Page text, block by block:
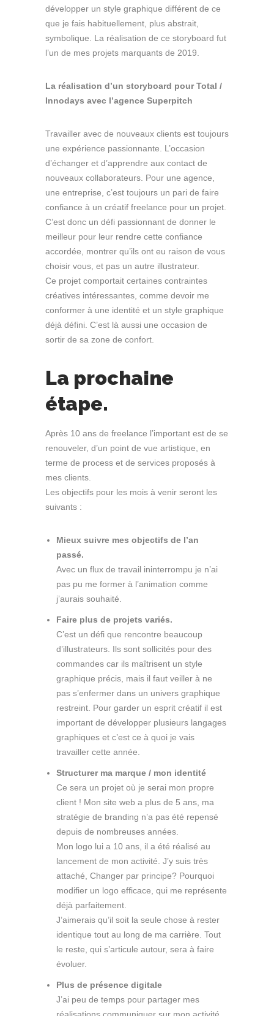
développer un style graphique différent de ce
que je fais habituellement, plus abstrait,
symbolique. La réalisation de ce storyboard fut
l’un de mes projets marquants de 2019.
La réalisation d’un storyboard pour Total /
Innodays avec l’agence Superpitch
Travailler avec de nouveaux clients est toujours
une expérience passionnante. L’occasion
d’échanger et d’apprendre aux contact de
nouveaux collaborateurs. Pour une agence,
une entreprise, c’est toujours un pari de faire
confiance à un créatif freelance pour un projet.
C’est donc un défi passionnant de donner le
meilleur pour leur rendre cette confiance
accordée, montrer qu’ils ont eu raison de vous
choisir vous, et pas un autre illustrateur.
Ce projet comportait certaines contraintes
créatives intéressantes, comme devoir me
conformer à une identité et un style graphique
déjà défini. C’est là aussi une occasion de
sortir de sa zone de confort.
La prochaine
étape.
Après 10 ans de freelance l’important est de se
renouveler, d’un point de vue artistique, en
terme de process et de services proposés à
mes clients.
Les objectifs pour les mois à venir seront les
suivants :
Mieux suivre mes objectifs de l’an
passé.
Avec un flux de travail ininterrompu je n’ai
pas pu me former à l’animation comme
j’aurais souhaité.
Faire plus de projets variés.
C’est un défi que rencontre beaucoup
d’illustrateurs. Ils sont sollicités pour des
commandes car ils maîtrisent un style
graphique précis, mais il faut veiller à ne
pas s’enfermer dans un univers graphique
restreint. Pour garder un esprit créatif il est
important de développer plusieurs langages
graphiques et c’est ce à quoi je vais
travailler cette année.
Structurer ma marque / mon identité
Ce sera un projet où je serai mon propre
client ! Mon site web a plus de 5 ans, ma
stratégie de branding n’a pas été repensé
depuis de nombreuses années.
Mon logo lui a 10 ans, il a été réalisé au
lancement de mon activité. J’y suis très
attaché, Changer par principe? Pourquoi
modifier un logo efficace, qui me représente
déjà parfaitement.
J’aimerais qu’il soit la seule chose à rester
identique tout au long de ma carrière. Tout
le reste, qui s’articule autour, sera à faire
évoluer.
Plus de présence digitale
J’ai peu de temps pour partager mes